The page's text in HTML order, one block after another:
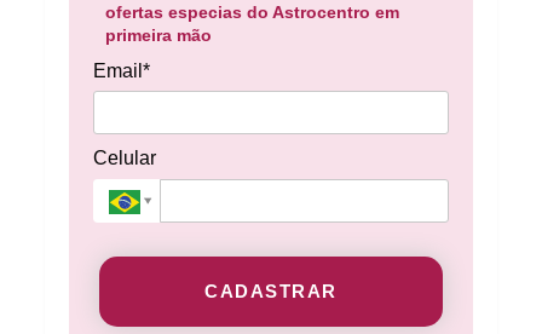
ofertas especias do Astrocentro em
primeira mão
Email*
Celular
CADASTRAR